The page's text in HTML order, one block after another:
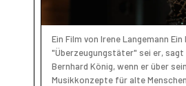
Ein Film von Irene Langemann Ein hundertprozentiger
"Überzeugungstäter" sei er,
Bernhard König, wenn er über
Musikkonzepte für alte